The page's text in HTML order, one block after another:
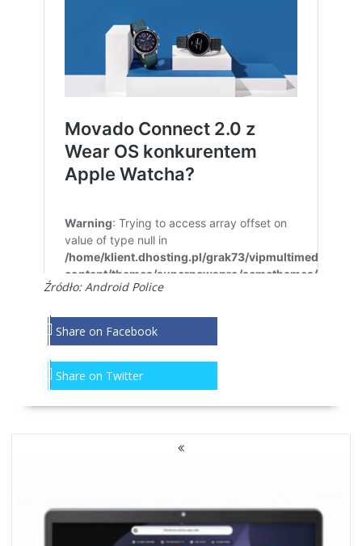
Źródło:Android Police
Share on Facebook
Share on Twitter
NAWIGACJA